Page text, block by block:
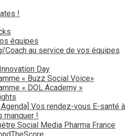
!
équipes
au service de vos équipes
Day
« Buzz Social Voice»
« DOL Academy »
Vos rendez-vous E-santé à
manquer !
Social Media Pharma France